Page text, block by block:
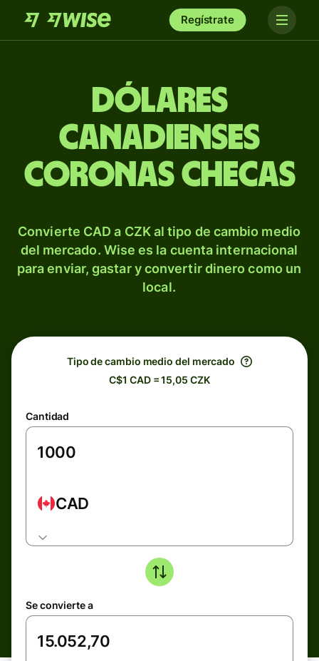
Regístrate
Dólares
canadienses
coronas checas
Convierte CAD a CZK al tipo de cambio medio
del mercado. Wise es la cuenta internacional
para enviar, gastar y convertir dinero como un
local.
Tipo de cambio medio del mercado
C$1 CAD = 15,05 CZK
Cantidad
CAD
Se convierte a